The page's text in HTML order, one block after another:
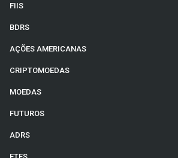
FIIS
BDRS
AÇÕES AMERICANAS
CRIPTOMOEDAS
MOEDAS
FUTUROS
ADRS